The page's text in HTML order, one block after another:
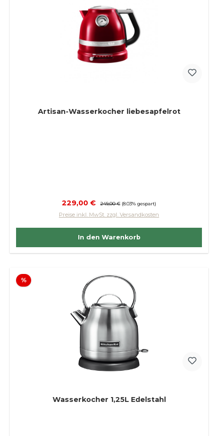
Artisan-Wasserkocher liebesapfelrot
Verkaufspreis:
229,00 € Regulärer Preis:
249,00 € (8.03% gespart)
Preise inkl. MwSt. zzgl. Versandkosten
In den Warenkorb
%Rabatt
Wasserkocher 1,25L Edelstahl